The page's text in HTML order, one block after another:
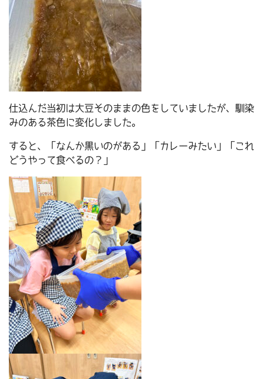
仕込んだ当初は大豆そのままの色をしていましたが、馴染
みのある茶色に変化しました。
すると、「なんか黒いのがある」「カレーみたい」「これ
どうやって食べるの？」